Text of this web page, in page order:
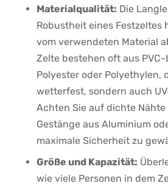
Materialqualität: Die
Robustheit eines Festzeltes⁤
vom ​verwendeten Material
Zelte bestehen ​oft aus
Polyester‌ oder‍ Polyethylen,
wetterfest, sondern auch
Achten Sie auf dichte
Gestänge‍ aus Aluminium
maximale Sicherheit zu
Größe ⁢und​ Kapazität:
wie viele ⁣Personen in dem‌